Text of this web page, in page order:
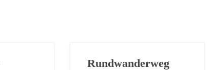
Rundwanderweg